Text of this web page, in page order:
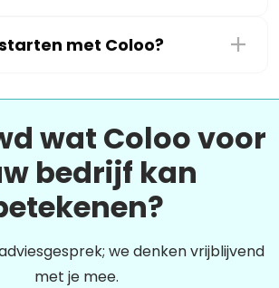
met Coloo?
wat Coloo voor
bedrijf kan
we denken vrijblijvend
met je mee.